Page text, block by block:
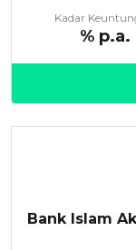
Kadar
% p.a.
Bank Islam